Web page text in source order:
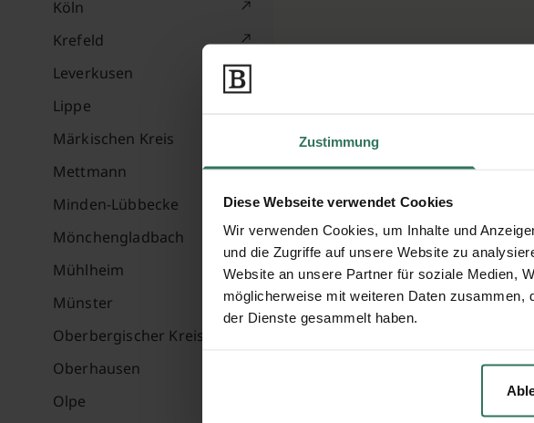
Zustimmung
Diese Webseite verwendet Cookies
Wir verwenden Cookies, um Inhalte und
und die Zugriffe auf unsere Website zu
Website an unsere Partner für soziale Medien,
möglicherweise mit weiteren Daten zusammen,
der Dienste gesammelt haben.
Köln
Krefeld
Leverkusen
Lippe
Märkischen Kreis
Mettmann
Minden-Lübbecke
Mönchengladbach
Mühlheim
Münster
Oberbergischer Kreis
Oberhausen
Olpe